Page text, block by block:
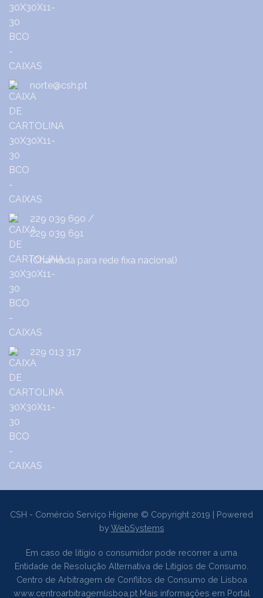
norte@csh.pt
229 039 690 /
229 039 691
(Chamada para rede fixa nacional)
229 013 317
CSH - Comércio Serviço Higiene © Copyright 2019 | Powered
byWebSystems
Em caso de litígio o consumidor pode recorrer a uma
Entidade de Resolução Alternativa de Litígios de Consumo.
Centro de Arbitragem de Conflitos de Consumo de Lisboa
www.centroarbitragemlisboa.ptMais informações em Portal